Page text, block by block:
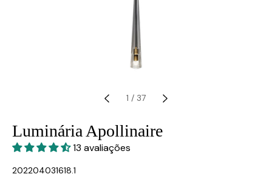
1 / 37
Luminária Apollinaire
13 avaliações
SKU:
202204031618.1